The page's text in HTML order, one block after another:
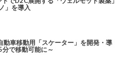
」を導入
動車移動用「スケーター」を開発・導
で移動可能に～